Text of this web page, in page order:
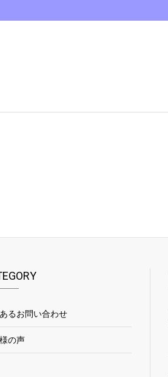
るお問い合わせ
の声